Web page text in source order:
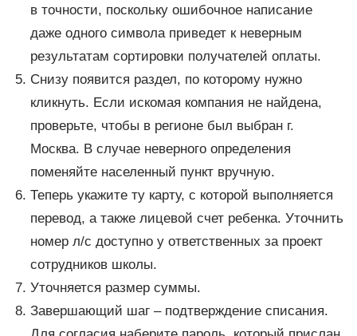
в точности, поскольку ошибочное написание
даже одного символа приведет к неверным
результатам сортировки получателей оплаты.
Снизу появится раздел, по которому нужно
кликнуть. Если искомая компания не найдена,
проверьте, чтобы в регионе был выбран г.
Москва. В случае неверного определения
поменяйте населенный пункт вручную.
Теперь укажите ту карту, с которой выполняется
перевод, а также лицевой счет ребенка. Уточнить
номер л/с доступно у ответственных за проект
сотрудников школы.
Уточняется размер суммы.
Завершающий шаг – подтверждение списания.